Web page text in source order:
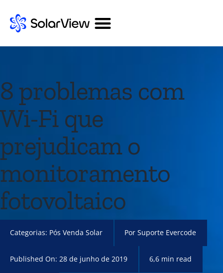
8 problemas com
Wi-Fi que
prejudicam o
monitoramento
fotovoltaico
Categorias: Pós Venda Solar Por Suporte Evercode
Published On: 28 de junho de 2019 6,6 min read